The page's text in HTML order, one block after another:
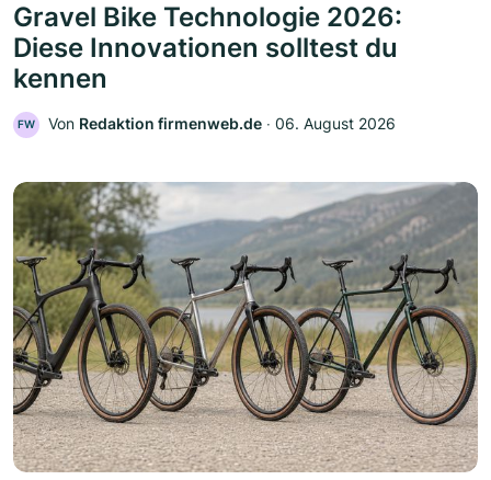
Gravel Bike Technologie 2026:
Diese Innovationen solltest du
kennen
FW Von Redaktion firmenweb.de ‧ 06. August 2026